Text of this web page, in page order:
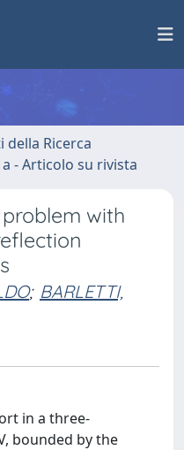
Ricerca
- Articolo su rivista
with
; BARLETTI,
in a three-
bounded by the